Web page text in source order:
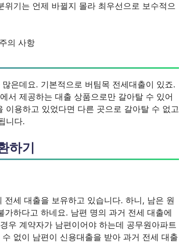
기는 언제 바뀔지 몰라 최우선으로 보수적으
의 사항
은데요. 기본적으로 버팀목 전세대출이 있죠.
서 제공하는 대출 상품으로만 갈아탈 수 있어
이용하고 있었다면 다른 곳으로 갈아탈 수 없고
니다.
하기
세 대출을 보유하고 있습니다. 하니, 남은 원
하다고 하네요. 남편 명의 과거 전세 대출에
우 계약자가 남편이어야 하는데 공무원아파트
없이 남편이 신용대출을 받아 과거 전세 대출